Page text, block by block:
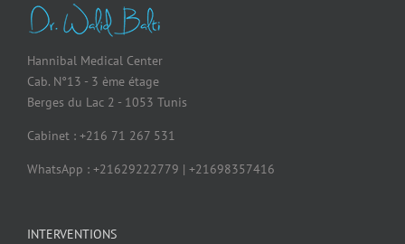
Hannibal Medical Center
Cab. N°13 - 3 ème étage
Berges du Lac 2 - 1053 Tunis
Cabinet : +216 71 267 531
WhatsApp : +21629222779 | +21698357416
INTERVENTIONS